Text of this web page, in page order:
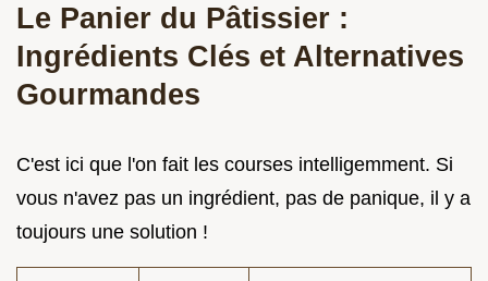
Le Panier du Pâtissier :
Ingrédients Clés et Alternatives
Gourmandes
C'est ici que l'on fait les courses intelligemment. Si
vous n'avez pas un ingrédient, pas de panique, il y a
toujours une solution !